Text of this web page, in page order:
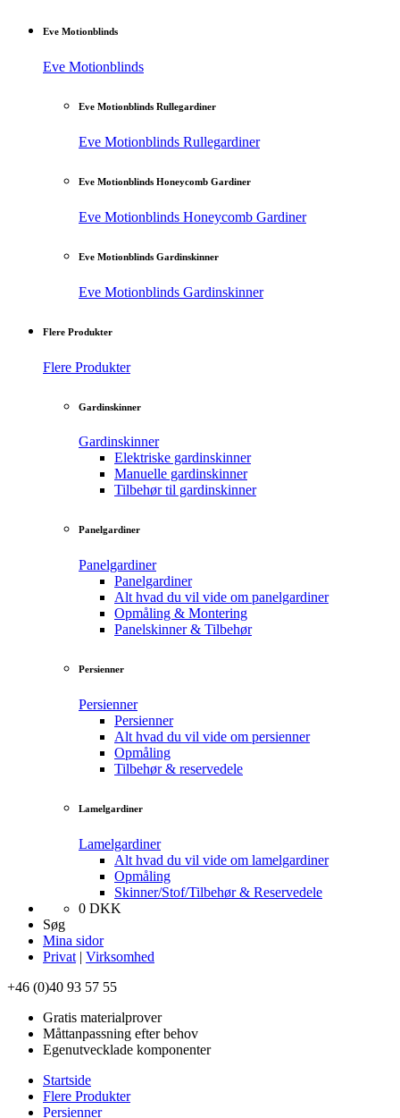
Eve Motionblinds
Eve Motionblinds
Eve Motionblinds Rullegardiner
Eve Motionblinds Rullegardiner
Eve Motionblinds Honeycomb Gardiner
Eve Motionblinds Honeycomb Gardiner
Eve Motionblinds Gardinskinner
Eve Motionblinds Gardinskinner
Flere Produkter
Flere Produkter
Gardinskinner
Gardinskinner
Elektriske gardinskinner
Manuelle gardinskinner
Tilbehør til gardinskinner
Panelgardiner
Panelgardiner
Panelgardiner
Alt hvad du vil vide om panelgardiner
Opmåling & Montering
Panelskinner & Tilbehør
Persienner
Persienner
Persienner
Alt hvad du vil vide om persienner
Opmåling
Tilbehør & reservedele
Lamelgardiner
Lamelgardiner
Alt hvad du vil vide om lamelgardiner
Opmåling
Skinner/Stof/Tilbehør & Reservedele
0 DKK
Søg
Mina sidor
Privat | Virksomhed
+46 (0)40 93 57 55
Gratis materialprover
Måttanpassning efter behov
Egenutvecklade komponenter
Startside
Flere Produkter
Persienner